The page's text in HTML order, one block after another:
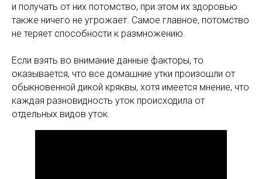
и получать от них потомство, при этом их здоровью
также ничего не угрожает. Самое главное, потомство
не теряет способности к размножению.
Если взять во внимание данные факторы, то
оказывается, что все домашние утки произошли от
обыкновенной дикой кряквы, хотя имеется мнение, что
каждая разновидность уток происходила от
отдельных видов уток.